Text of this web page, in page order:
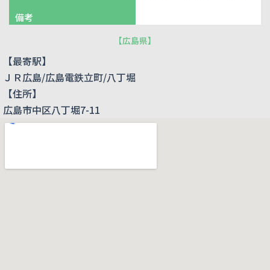
備考
【広島県】
【最寄駅】
ＪＲ広島/広島電鉄立町/八丁堀
【住所】
広島市中区八丁堀7-11